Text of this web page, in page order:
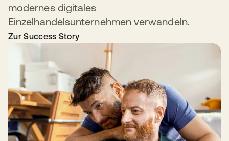
modernes digitales
Einzelhandelsunternehmen verwandeln.
Zur Success Story